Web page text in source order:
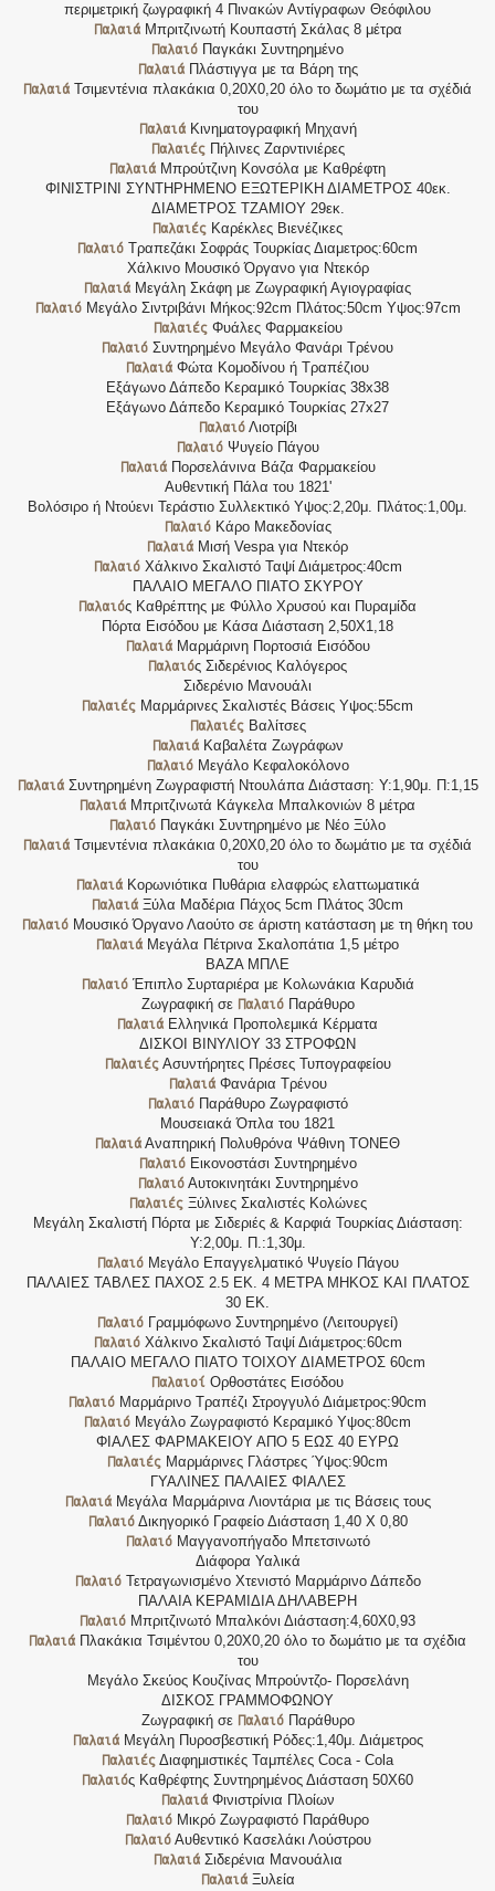
περιμετρική ζωγραφική 4 Πινακών Αντίγραφων Θεόφιλου
ΠαλαιάΜπριτζινωτή Κουπαστή Σκάλας 8 μέτρα
Παλαιό Παγκάκι Συντηρημένο
ΠαλαιάΠλάστιγγα με τα Βάρη της
Παλαιά Τσιμεντένια πλακάκια 0,20Χ0,20 όλο το δωμάτιο με τα σχέδιά
του
ΠαλαιάΚινηματογραφική Μηχανή
ΠαλαιέςΠήλινες Ζαρντινιέρες
Παλαιά Μπρούτζινη Κονσόλα με Καθρέφτη
ΦΙΝΙΣΤΡΙΝΙ ΣΥΝΤΗΡΗΜΕΝΟ ΕΞΩΤΕΡΙΚΗ ΔΙΑΜΕΤΡΟΣ 40εκ.
ΔΙΑΜΕΤΡΟΣ ΤΖΑΜΙΟΥ 29εκ.
Παλαιές Καρέκλες Βιενέζικες
Παλαιό Τραπεζάκι Σοφράς Τουρκίας Διαμετρος:60cm
Χάλκινο Μουσικό Όργανο για Ντεκόρ
Παλαιά Μεγάλη Σκάφη με Ζωγραφική Αγιογραφίας
ΠαλαιόΜεγάλο Σιντριβάνι Μήκος:92cm Πλάτος:50cm Υψος:97cm
ΠαλαιέςΦυάλες Φαρμακείου
Παλαιό Συντηρημένο Μεγάλο Φανάρι Τρένου
Παλαιά Φώτα Κομοδίνου ή Τραπέζιου
Εξάγωνο Δάπεδο Κεραμικό Τουρκίας 38x38
Εξάγωνο Δάπεδο Κεραμικό Τουρκίας 27x27
ΠαλαιόΛιοτρίβι
ΠαλαιόΨυγείο Πάγου
ΠαλαιάΠορσελάνινα Βάζα Φαρμακείου
Αυθεντική Πάλα του 1821'
Βολόσιρο ή Ντούενι Τεράστιο Συλλεκτικό Υψος:2,20μ. Πλάτος:1,00μ.
ΠαλαιόΚάρο Μακεδονίας
Παλαιά Μισή Vespa για Ντεκόρ
ΠαλαιόΧάλκινο Σκαλιστό Ταψί Διάμετρος:40cm
ΠΑΛΑΙΟ ΜΕΓΑΛΟ ΠΙΑΤΟ ΣΚΥΡΟΥ
Παλαιός Καθρέπτης με Φύλλο Χρυσού και Πυραμίδα
Πόρτα Εισόδου με Κάσα Διάσταση 2,50Χ1,18
ΠαλαιάΜαρμάρινη Πορτοσιά Εισόδου
Παλαιός Σιδερένιος Καλόγερος
Σιδερένιο Μανουάλι
Παλαιές Μαρμάρινες Σκαλιστές Βάσεις Υψος:55cm
ΠαλαιέςΒαλίτσες
ΠαλαιάΚαβαλέτα Ζωγράφων
ΠαλαιόΜεγάλο Κεφαλοκόλονο
ΠαλαιάΣυντηρημένη Ζωγραφιστή Ντουλάπα Διάσταση: Υ:1,90μ. Π:1,15
Παλαιά Μπριτζινωτά Κάγκελα Μπαλκονιών 8 μέτρα
Παλαιό Παγκάκι Συντηρημένο με Νέο Ξύλο
Παλαιά Τσιμεντένια πλακάκια 0,20Χ0,20 όλο το δωμάτιο με τα σχέδιά
του
ΠαλαιάΚορωνιότικα Πυθάρια ελαφρώς ελαττωματικά
Παλαιά Ξύλα Μαδέρια Πάχος 5cm Πλάτος 30cm
Παλαιό Μουσικό Όργανο Λαούτο σε άριστη κατάσταση με τη θήκη του
Παλαιά Μεγάλα Πέτρινα Σκαλοπάτια 1,5 μέτρο
ΒΑΖΑ ΜΠΛΕ
ΠαλαιόΈπιπλο Συρταριέρα με Κολωνάκια Καρυδιά
Ζωγραφική σε ΠαλαιόΠαράθυρο
Παλαιά Ελληνικά Προπολεμικά Κέρματα
ΔΙΣΚΟΙ ΒΙΝΥΛΙΟΥ 33 ΣΤΡΟΦΩΝ
ΠαλαιέςΑσυντήρητες Πρέσες Τυπογραφείου
ΠαλαιάΦανάρια Τρένου
ΠαλαιόΠαράθυρο Ζωγραφιστό
Μουσειακά Όπλα του 1821
Παλαιά Αναπηρική Πολυθρόνα Ψάθινη ΤΟΝΕΘ
ΠαλαιόΕικονοστάσι Συντηρημένο
ΠαλαιόΑυτοκινητάκι Συντηρημένο
ΠαλαιέςΞύλινες Σκαλιστές Κολώνες
Μεγάλη Σκαλιστή Πόρτα με Σιδεριές & Καρφιά Τουρκίας Διάσταση:
Υ:2,00μ. Π.:1,30μ.
ΠαλαιόΜεγάλο Επαγγελματικό Ψυγείο Πάγου
ΠΑΛΑΙΕΣ ΤΑΒΛΕΣ ΠΑΧΟΣ 2.5 ΕΚ. 4 ΜΕΤΡΑ ΜΗΚΟΣ ΚΑΙ ΠΛΑΤΟΣ
30 ΕΚ.
Παλαιό Γραμμόφωνο Συντηρημένο (Λειτουργεί)
ΠαλαιόΧάλκινο Σκαλιστό Ταψί Διάμετρος:60cm
ΠΑΛΑΙΟ ΜΕΓΑΛΟ ΠΙΑΤΟ ΤΟΙΧΟΥ ΔΙΑΜΕΤΡΟΣ 60cm
Παλαιοί Ορθοστάτες Εισόδου
Παλαιό Μαρμάρινο Τραπέζι Στρογγυλό Διάμετρος:90cm
Παλαιό Μεγάλο Ζωγραφιστό Κεραμικό Υψος:80cm
ΦΙΑΛΕΣ ΦΑΡΜΑΚΕΙΟΥ ΑΠΟ 5 ΕΩΣ 40 ΕΥΡΩ
Παλαιές Μαρμάρινες Γλάστρες Ύψος:90cm
ΓΥΑΛΙΝΕΣ ΠΑΛΑΙΕΣ ΦΙΑΛΕΣ
ΠαλαιάΜεγάλα Μαρμάρινα Λιοντάρια με τις Βάσεις τους
ΠαλαιόΔικηγορικό Γραφείο Διάσταση 1,40 Χ 0,80
ΠαλαιόΜαγγανοπήγαδο Μπετσινωτό
Διάφορα Υαλικά
ΠαλαιόΤετραγωνισμένο Χτενιστό Μαρμάρινο Δάπεδο
ΠΑΛΑΙΑ ΚΕΡΑΜΙΔΙΑ ΔΗΛΑΒΕΡΗ
Παλαιό Μπριτζινωτό Μπαλκόνι Διάσταση:4,60Χ0,93
Παλαιά Πλακάκια Τσιμέντου 0,20Χ0,20 όλο το δωμάτιο με τα σχέδια
του
Μεγάλο Σκεύος Κουζίνας Μπρούντζο- Πορσελάνη
ΔΙΣΚΟΣ ΓΡΑΜΜΟΦΩΝΟΥ
Ζωγραφική σε ΠαλαιόΠαράθυρο
ΠαλαιάΜεγάλη Πυροσβεστική Ρόδες:1,40μ. Διάμετρος
Παλαιές Διαφημιστικές Ταμπέλες Coca - Cola
Παλαιός Καθρέφτης Συντηρημένος Διάσταση 50Χ60
ΠαλαιάΦινιστρίνια Πλοίων
Παλαιό Μικρό Ζωγραφιστό Παράθυρο
ΠαλαιόΑυθεντικό Κασελάκι Λούστρου
ΠαλαιάΣιδερένια Μανουάλια
ΠαλαιάΞυλεία